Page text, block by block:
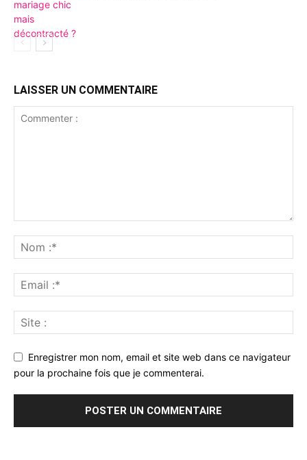
LAISSER UN COMMENTAIRE
Enregistrer mon nom, email et site web dans ce navigateur
pour la prochaine fois que je commenterai.